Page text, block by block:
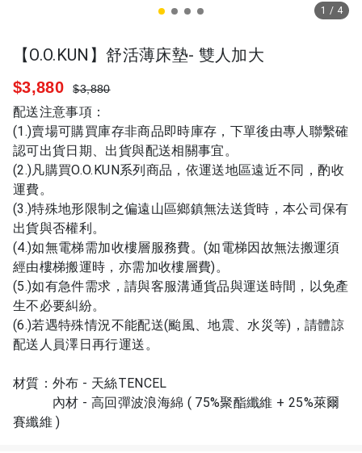
1 / 4
【O.O.KUN】舒活薄床墊- 雙人加大
$3,880 $3,880
配送注意事項：
(1.)賣場可購買庫存非商品即時庫存，下單後由專人聯繫確
認可出貨日期、出貨與配送相關事宜。
(2.)凡購買O.O.KUN系列商品，依運送地區遠近不同，酌收
運費。
(3.)特殊地形限制之偏遠山區鄉鎮無法送貨時，本公司保有
出貨與否權利。
(4.)如無電梯需加收樓層服務費。(如電梯因故無法搬運須
經由樓梯搬運時，亦需加收樓層費)。
(5.)如有急件需求，請與客服溝通貨品與運送時間，以免產
生不必要糾紛。
(6.)若遇特殊情況不能配送(颱風、地震、水災等)，請體諒
配送人員澤日再行運送。
材質：外布 - 天絲TENCEL
內材 - 高回彈波浪海綿 ( 75%聚酯纖維 + 25%萊爾
賽纖維 )